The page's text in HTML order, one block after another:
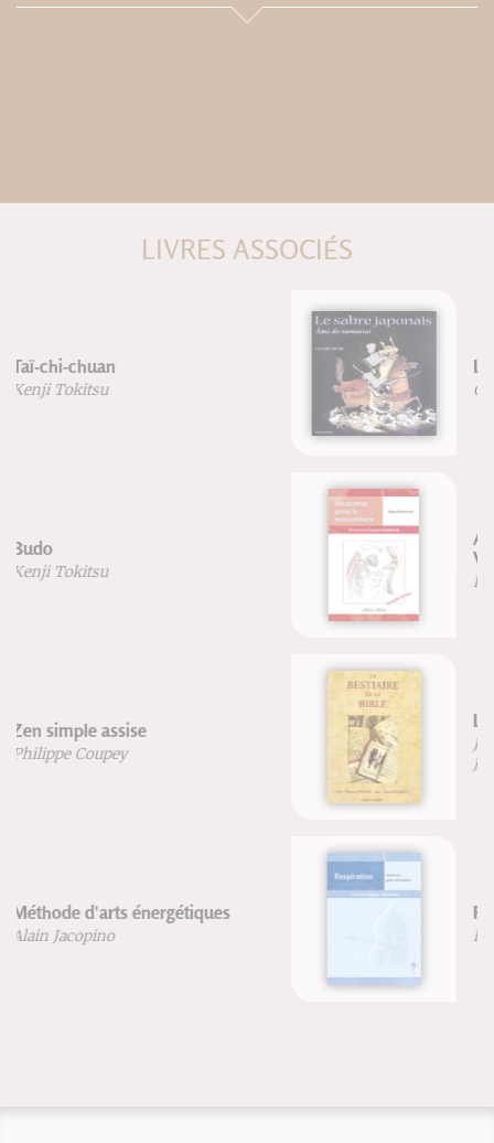
LIVRES ASSOCIÉS
Anatomie pour le mouvement -
Volume 2: Nouvelle édition
Blandine Calais-Germain
Le bestiaire de la Bible
Jean-François Froger
Respiration